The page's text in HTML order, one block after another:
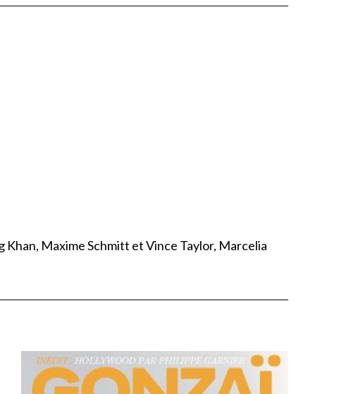
Khan, Maxime Schmitt et Vince Taylor, Marcelia